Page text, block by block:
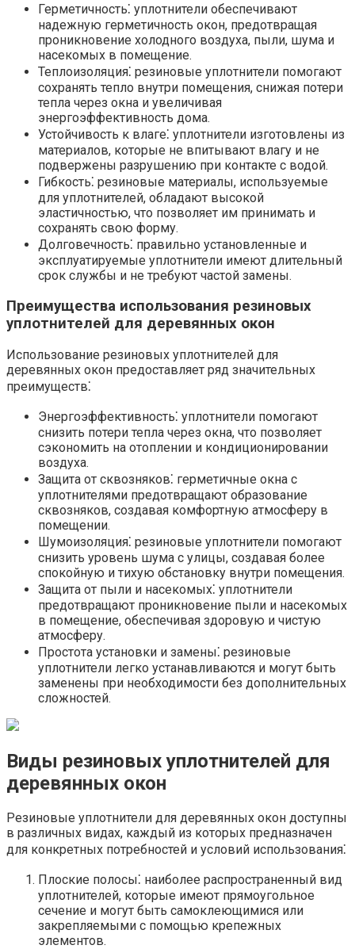
Герметичность⁚ уплотнители обеспечивают
надежную герметичность окон, предотвращая
проникновение холодного воздуха, пыли, шума и
насекомых в помещение.​
Теплоизоляция⁚ резиновые уплотнители помогают
сохранять тепло внутри помещения, снижая потери
тепла через окна и увеличивая
энергоэффективность дома.​
Устойчивость к влаге⁚ уплотнители изготовлены из
материалов, которые не впитывают влагу и не
подвержены разрушению при контакте с водой.
Гибкость⁚ резиновые материалы, используемые
для уплотнителей, обладают высокой
эластичностью, что позволяет им принимать и
сохранять свою форму.​
Долговечность⁚ правильно установленные и
эксплуатируемые уплотнители имеют длительный
срок службы и не требуют частой замены.​
Преимущества использования резиновых
уплотнителей для деревянных окон
Использование резиновых уплотнителей для
деревянных окон предоставляет ряд значительных
преимуществ⁚
Энергоэффективность⁚ уплотнители помогают
снизить потери тепла через окна, что позволяет
сэкономить на отоплении и кондиционировании
воздуха.​
Защита от сквозняков⁚ герметичные окна с
уплотнителями предотвращают образование
сквозняков, создавая комфортную атмосферу в
помещении.​
Шумоизоляция⁚ резиновые уплотнители помогают
снизить уровень шума с улицы, создавая более
спокойную и тихую обстановку внутри помещения.​
Защита от пыли и насекомых⁚ уплотнители
предотвращают проникновение пыли и насекомых
в помещение, обеспечивая здоровую и чистую
атмосферу.​
Простота установки и замены⁚ резиновые
уплотнители легко устанавливаются и могут быть
заменены при необходимости без дополнительных
сложностей.​
Виды резиновых уплотнителей для
деревянных окон
Резиновые уплотнители для деревянных окон доступны
в различных видах, каждый из которых предназначен
для конкретных потребностей и условий использования⁚
Плоские полосы⁚ наиболее распространенный вид
уплотнителей, которые имеют прямоугольное
сечение и могут быть самоклеющимися или
закрепляемыми с помощью крепежных
элементов.​